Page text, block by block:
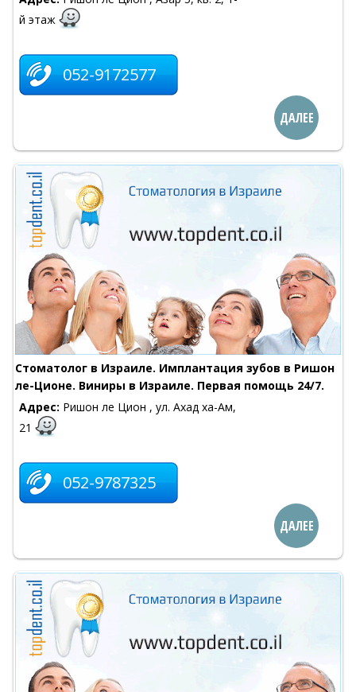
й этаж
052-9172577
ДАЛЕЕ
Стоматолог в Израиле. Имплантация зубов в Ришон
ле-Ционе. Виниры в Израиле. Первая помощь 24/7.
Адрес: Ришон ле Цион , ул. Ахад ха-Ам,
21
052-9787325
ДАЛЕЕ